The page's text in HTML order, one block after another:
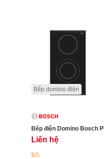
Bếp domino điện
Bếp điện Domino Bosch
Liên hệ
5/5